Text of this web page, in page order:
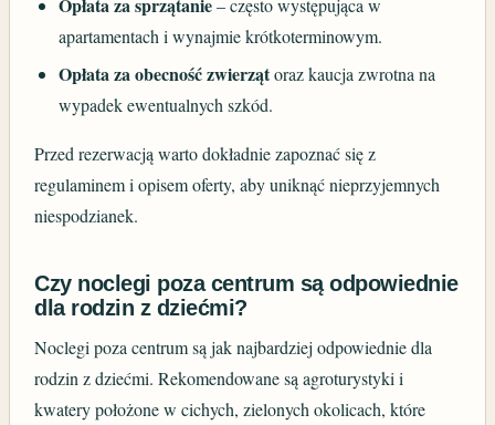
Opłata za sprzątanie– często występująca w
apartamentach i wynajmie krótkoterminowym.
Opłata za obecność zwierzątoraz kaucja zwrotna na
wypadek ewentualnych szkód.
Przed rezerwacją warto dokładnie zapoznać się z
regulaminem i opisem oferty, aby uniknąć nieprzyjemnych
niespodzianek.
Czy noclegi poza centrum są odpowiednie
dla rodzin z dziećmi?
Noclegi poza centrum są jak najbardziej odpowiednie dla
rodzin z dziećmi. Rekomendowane są agroturystyki i
kwatery położone w cichych, zielonych okolicach, które